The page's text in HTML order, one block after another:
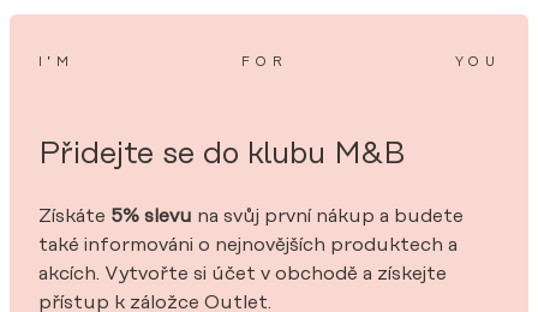
I’M FOR YOU
Přidejte se do klubu M&B
Získáte 5% slevu na svůj první nákup a budete
také informováni o nejnovějších produktech a
akcích. Vytvořte si účet v obchodě a získejte
přístup k záložce Outlet.